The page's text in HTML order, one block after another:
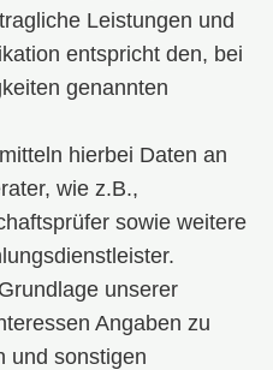
Leistungen und
entspricht den, bei
genannten
hierbei Daten an
wie z.B.,
sowie weitere
unserer
Angaben zu
und sonstigen